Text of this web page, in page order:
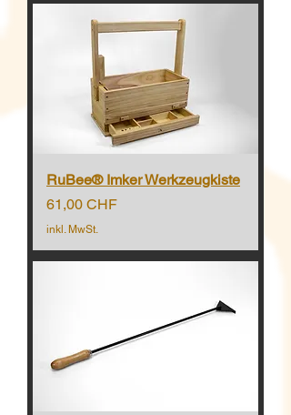
RuBee® Imker Werkzeugkiste
Preis
61,00 CHF
inkl. MwSt.